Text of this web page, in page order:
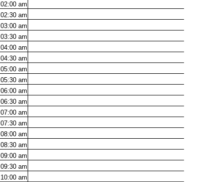
02:00 am
02:30 am
03:00 am
03:30 am
04:00 am
04:30 am
05:00 am
05:30 am
06:00 am
06:30 am
07:00 am
07:30 am
08:00 am
08:30 am
09:00 am
09:30 am
10:00 am